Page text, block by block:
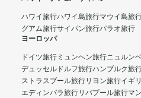
ハワイ旅行ハワイ島旅行マウイ島旅
グアム旅行サイパン旅行パラオ旅行
ヨーロッパ
ドイツ旅行 ミュンヘン旅行ニュルン
デュッセルドルフ旅行ハンブルク旅
ストラスブール旅行リヨン旅行イギ
エディンバラ旅行リバプール旅行マ